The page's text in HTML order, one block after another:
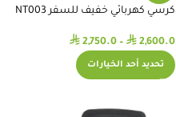
كرسي كهربائي خفيف للسفر NT003
⃁ 2,600.0
–
⃁ 2,750.0
تحديد أحد الخيارات